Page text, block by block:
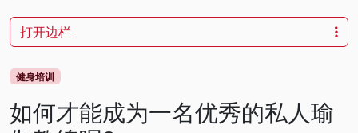
健身培训
如何才能成为一名优秀的私人瑜
打开边栏